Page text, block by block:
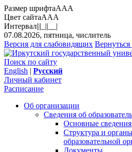
Размер шрифтаAAA
Цвет сайтаAAA
Интервал|||_||__|
07.08.2026, пятница, числитель
Версия для слабовидящих
Поиск по сайту
English | Русский
Личный кабинет
Расписание
Об организации
Сведения об
Основные сведения
Структура и
образовательной
Документы